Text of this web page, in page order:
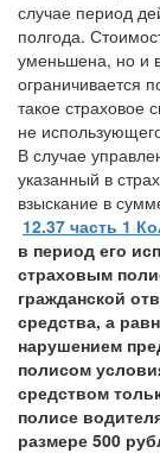
случае период
полгода.
уменьшена, но и
ограничивается
такое страховое
не
В случае
указанный в
взыскание в
12.37 часть 1
в период его
страховым
гражданской
средства, а
нарушением
полисом
средством
полисе
размере 500